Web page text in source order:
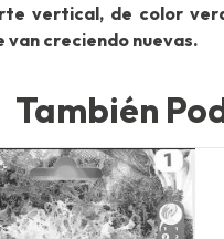
vertical, de color
van creciendo nuevas.
También